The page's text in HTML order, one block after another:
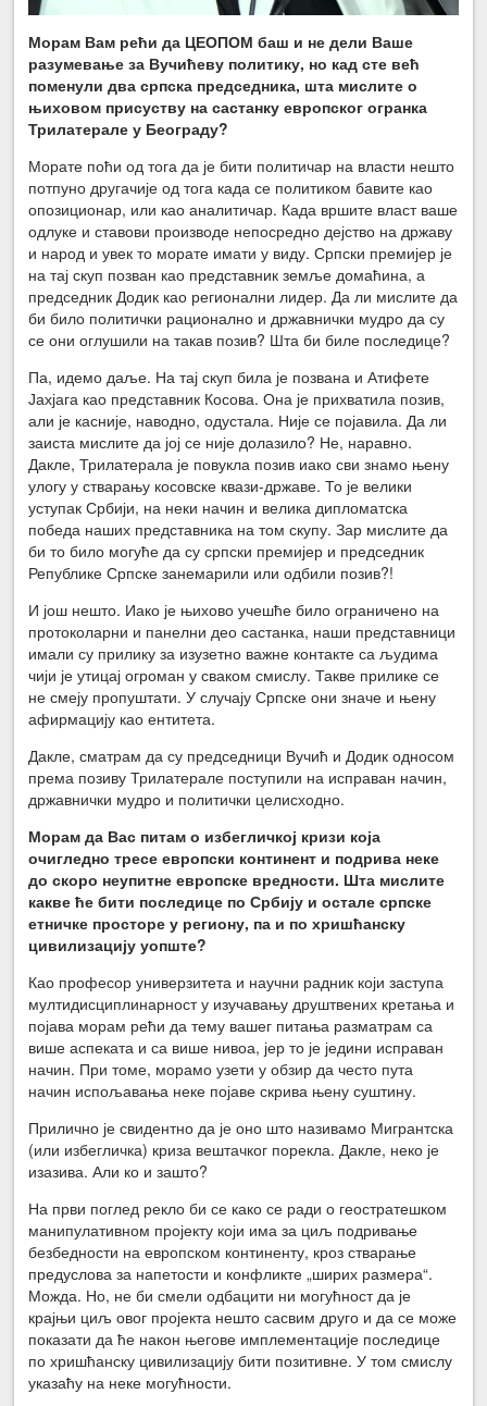
Морам Вам рећи да ЦЕОПОМ баш и не дели Ваше
разумевање за Вучићеву политику, но кад сте већ
поменули два српска председника, шта мислите о
њиховом присуству на састанку европског огранка
Трилатерале у Београду?
Морате поћи од тога да је бити политичар на власти нешто
потпуно другачије од тога када се политиком бавите као
опозиционар, или као аналитичар. Када вршите власт ваше
одлуке и ставови производе непосредно дејство на државу
и народ и увек то морате имати у виду. Српски премијер је
на тај скуп позван као представник земље домаћина, а
председник Додик као регионални лидер. Да ли мислите да
би било политички рационално и државнички мудро да су
се они оглушили на такав позив? Шта би биле последице?
Па, идемо даље. На тај скуп била је позвана и Атифете
Јахјага као представник Косова. Она је прихватила позив,
али је касније, наводно, одустала. Није се појавила. Да ли
заиста мислите да јој се није долазило? Не, наравно.
Дакле, Трилатерала је повукла позив иако сви знамо њену
улогу у стварању косовске квази-државе. То је велики
уступак Србији, на неки начин и велика дипломатска
победа наших представника на том скупу. Зар мислите да
би то било могуће да су српски премијер и председник
Републике Српске занемарили или одбили позив?!
И још нешто. Иако је њихово учешће било ограничено на
протоколарни и панелни део састанка, наши представници
имали су прилику за изузетно важне контакте са људима
чији је утицај огроман у сваком смислу. Такве прилике се
не смеју пропуштати. У случају Српске они значе и њену
афирмацију као ентитета.
Дакле, сматрам да су председници Вучић и Додик односом
према позиву Трилатерале поступили на исправан начин,
државнички мудро и политички целисходно.
Морам да Вас питам о избегличкој кризи која
очигледно тресе европски континент и подрива неке
до скоро неупитне европске вредности. Шта мислите
какве ће бити последице по Србију и остале српске
етничке просторе у региону, па и по хришћанску
цивилизацију уопште?
Као професор универзитета и научни радник који заступа
мултидисциплинарност у изучавању друштвених кретања и
појава морам рећи да тему вашег питања разматрам са
више аспеката и са више нивоа, јер то је једини исправан
начин. При томе, морамо узети у обзир да често пута
начин испољавања неке појаве скрива њену суштину.
Прилично је свидентно да је оно што називамо Мигрантска
(или избегличка) криза вештачког порекла. Дакле, неко је
изазива. Али ко и зашто?
На први поглед рекло би се како се ради о геостратешком
манипулативном пројекту који има за циљ подривање
безбедности на европском континенту, кроз стварање
предуслова за напетости и конфликте „ширих размера“.
Можда. Но, не би смели одбацити ни могућност да је
крајњи циљ овог пројекта нешто сасвим друго и да се може
показати да ће након његове имплементације последице
по хришћанску цивилизацију бити позитивне. У том смислу
указаћу на неке могућности.